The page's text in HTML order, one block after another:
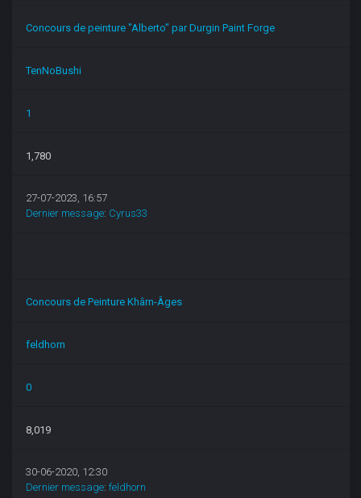
Concours de peinture "Alberto" par Durgin Paint Forge
TenNoBushi
1
1,780
27-07-2023, 16:57
Dernier message: Cyrus33
Concours de Peinture Khârn-Âges
feldhorn
0
8,019
30-06-2020, 12:30
Dernier message:feldhorn